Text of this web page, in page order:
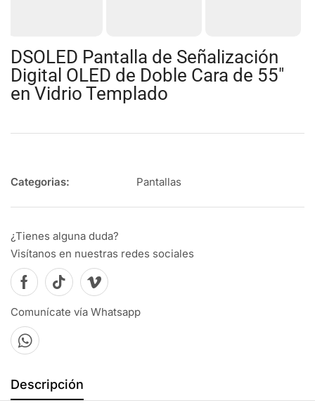
DSOLED Pantalla de Señalización
Digital OLED de Doble Cara de 55″
en Vidrio Templado
Pantallas
¿Tienes alguna duda?
Visítanos en nuestras redes sociales
Comunícate vía Whatsapp
Descripción